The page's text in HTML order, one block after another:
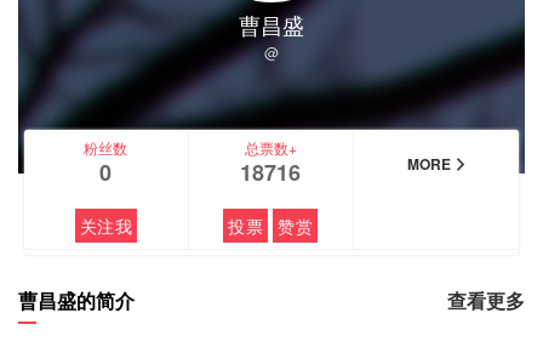
曹昌盛
@
粉丝数
0
关注我
总票数+
18716
投票 赞赏
MORE
曹昌盛的简介 查看更多